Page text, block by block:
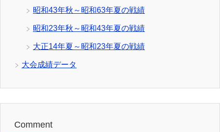
昭和43年秋～昭和63年夏の戦績
昭和23年秋～昭和43年夏の戦績
大正14年夏～昭和23年夏の戦績
大会成績データ
Comment